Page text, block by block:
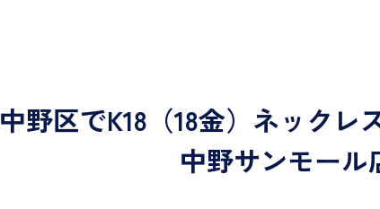
中野区でK18（18金）ネックレ
中野サンモール